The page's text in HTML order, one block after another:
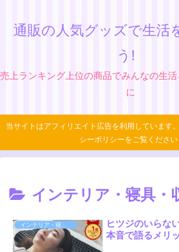
通販の人気グッズで生活
う!
売上ランキング上位の商品でみんなの生
に
当サイトはアフィリエイト広告を利用しています
シーポリシーをご覧ください
インテリア・寝具・
インテリア・寝具・収納
ヒツジのいらな
本音で語るメリ